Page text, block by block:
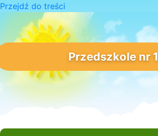
Przejdź do treści
Przedszkole nr 1